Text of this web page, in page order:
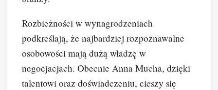
Rozbieżności w wynagrodzeniach
podkreślają, że najbardziej rozpoznawalne
osobowości mają dużą władzę w
negocjacjach. Obecnie Anna Mucha, dzięki
talentowi oraz doświadczeniu, cieszy się